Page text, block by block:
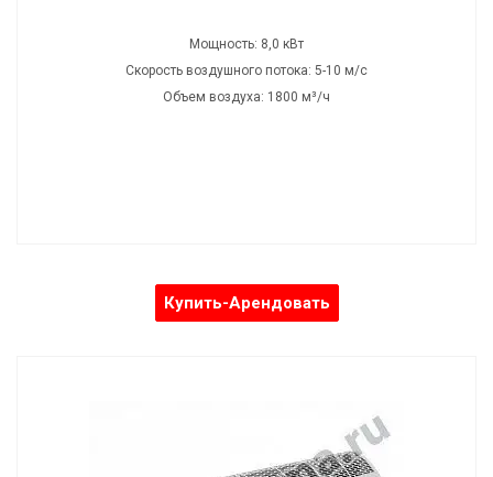
Мощность: 8,0 кВт
Скорость воздушного потока: 5-10 м/с
Объем воздуха: 1800 м³/ч
Купить-Арендовать
Электрическая воздушно-тепловая завеса ТЗ 10